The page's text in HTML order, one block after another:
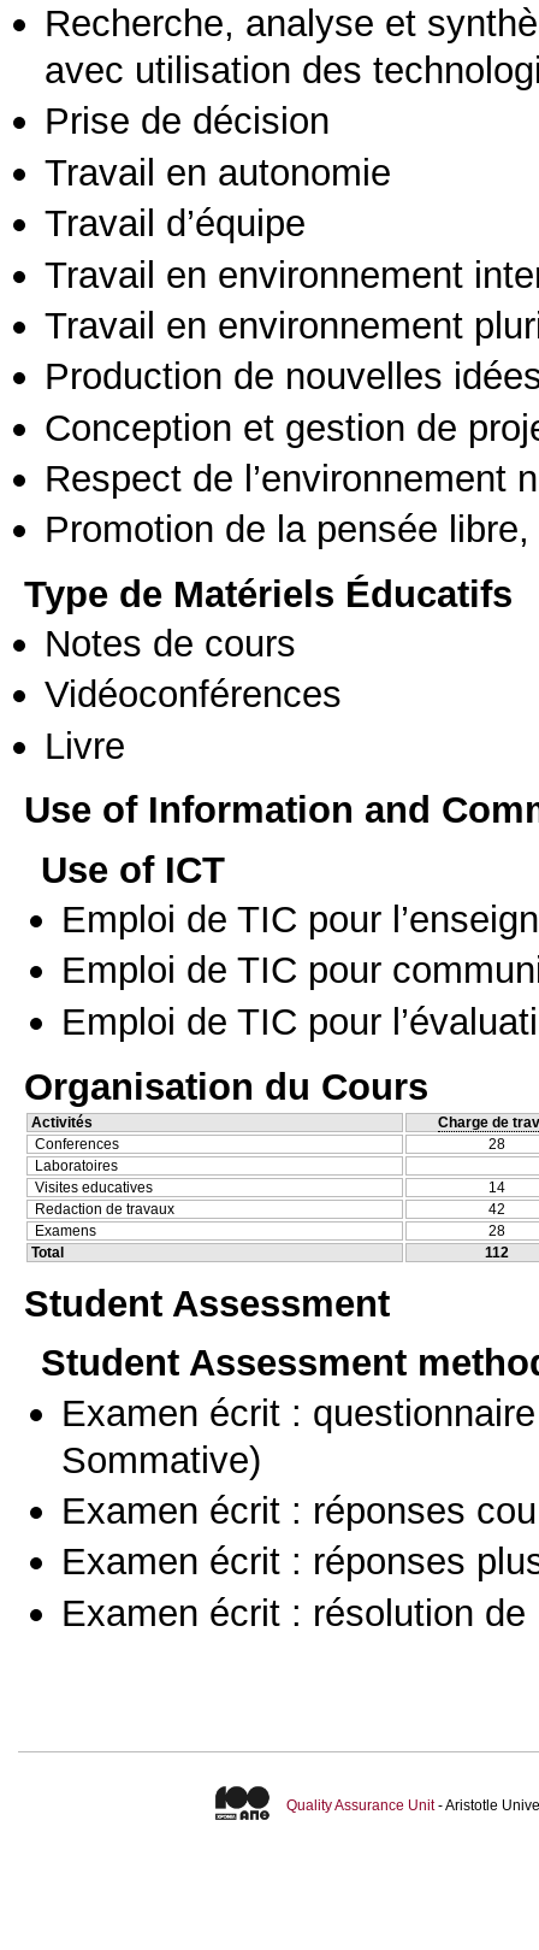
Recherche, analyse et
avec utilisation des
Prise de décision
Travail en autonomie
Travail d’équipe
Travail en environnement
Travail en environnement
Production de nouvelles
Conception et gestion de
Respect de l’environnement
Promotion de la pensée
Type de Matériels Éducatifs
Notes de cours
Vidéoconférences
Livre
Use of Information and
Use of ICT
Emploi de TIC pour
Emploi de TIC pour
Emploi de TIC pour
Organisation du Cours
Activités
Charge de
Conferences
28
Laboratoires
Visites educatives
14
Redaction de travaux
42
Examens
28
Total
112
Student Assessment
Student Assessment
Examen écrit :
Sommative)
Examen écrit : réponses
Examen écrit : réponses
Examen écrit : résolution de
Quality Assurance Unit- Aristotle